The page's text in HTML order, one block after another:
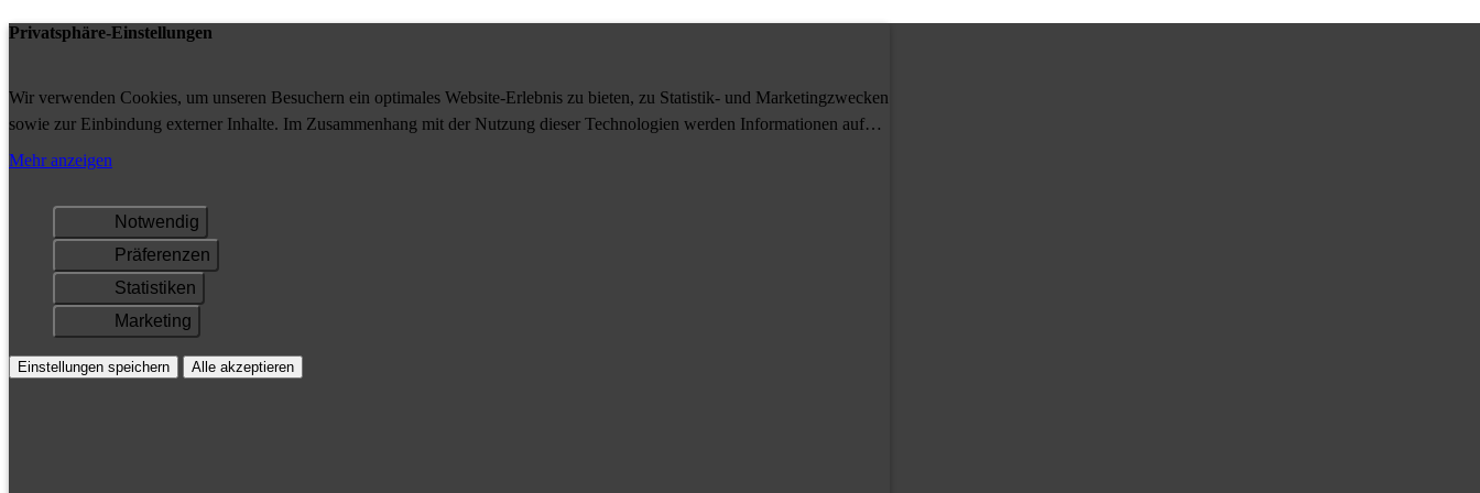
Privatsphäre-Einstellungen
Wir verwenden Cookies, um unseren Besuchern ein optimales Website-Erlebnis zu bieten, zu Statistik- und Marketingzwecken
sowie zur Einbindung externer Inhalte. Im Zusammenhang mit der Nutzung dieser Technologien werden Informationen auf
Ihrem Gerät gespeichert und/oder abgerufen.
Mehr anzeigen
Notwendig
Präferenzen
Statistiken
Marketing
Einstellungen speichern Alle akzeptieren